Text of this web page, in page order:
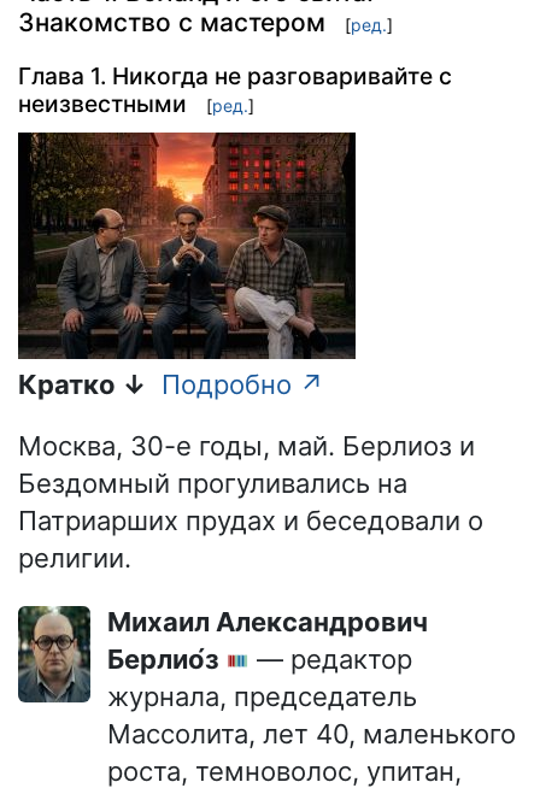
Знакомство с мастером
[ред.]
Глава 1. Никогда не разговаривайте с
неизвестными
[ред.]
Кратко ↓
Подробно ↗
Москва, 30-е годы, май. Берлиоз и
Бездомный прогуливались на
Патриарших прудах и беседовали о
религии.
Михаил Александрович
Берлио́з
— редактор
журнала, председатель
Массолита, лет 40, маленького
роста, темноволос, упитан,